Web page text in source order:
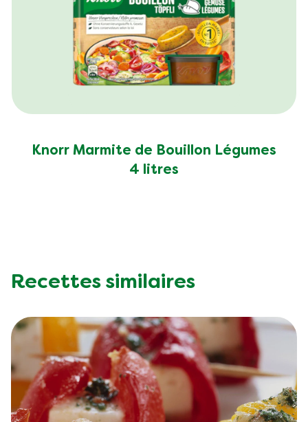
Knorr Marmite de Bouillon Légumes
4 litres
Recettes similaires